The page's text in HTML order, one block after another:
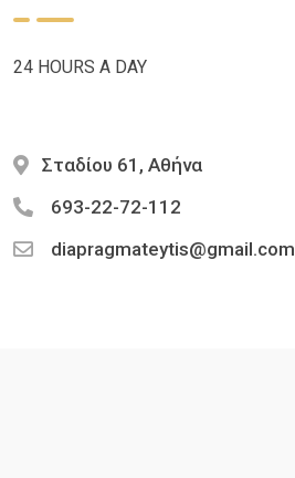
24 HOURS A DAY
Σταδίου 61, Αθήνα
693-22-72-112
diapragmateytis@gmail.com